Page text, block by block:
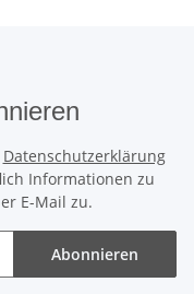
Datenschutzerklärung
Informationen zu
E-Mail zu.
Abonnieren